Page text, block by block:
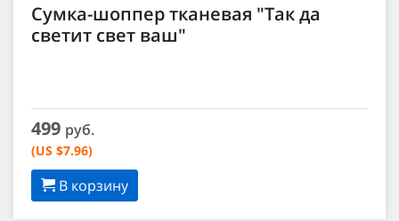
Сумка-шоппер тканевая "Так да
светит свет ваш"
499 руб.
(US $7.96)
В корзину